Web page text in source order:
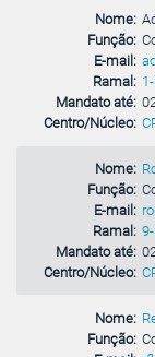
Nome:
Função:
E-mail:
Ramal:
Mandato até:
Centro/Núcleo:
Nome:
Função:
E-mail:
Ramal:
Mandato até:
Centro/Núcleo:
Nome:
Função: